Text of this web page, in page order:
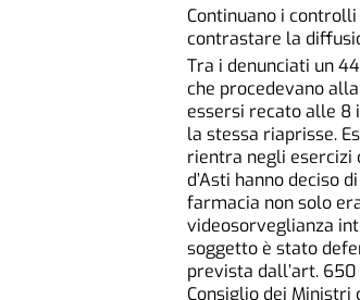
Continuano i
contrastare la
Tra i denunciati un
che procedevano
essersi recato alle 8
la stessa riaprisse.
rientra negli
d’Asti hanno deciso
farmacia non solo
videosorveglianza
soggetto è stato
prevista dall’art.
Consiglio dei